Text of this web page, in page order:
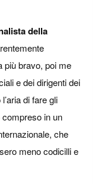
della
più bravo, poi me
e dei dirigenti dei
di fare gli
in un
che
meno codicilli e